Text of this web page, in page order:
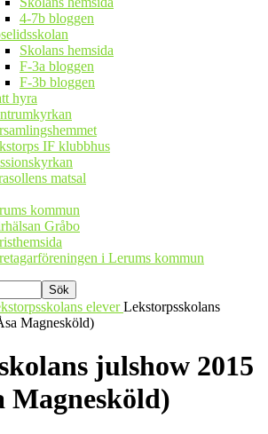
4-7b bloggen
Skolans hemsida
F-3a bloggen
F-3b bloggen
hyra
IF klubbhus
matsal
kommun
Gråbo
i Lerums kommun
elever Lekstorpsskolans
Magnesköld)
julshow 2015
Magnesköld)